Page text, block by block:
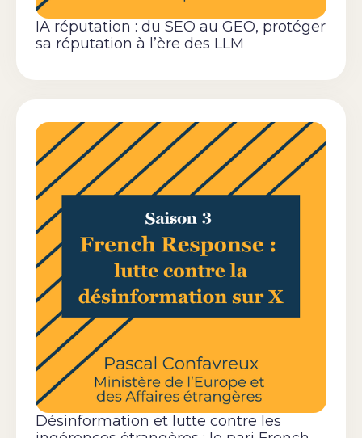
IA réputation : du SEO au GEO, protéger
sa réputation à l’ère des LLM
Désinformation et lutte contre les